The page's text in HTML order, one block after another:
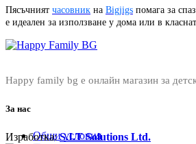
Пясъчният часовник на Bigjigs помага за
е идеален за използване у дома или в
Happy family bg е онлайн магазин за
За нас
Общи условия
Изработка:S.I.T Solutions Ltd.